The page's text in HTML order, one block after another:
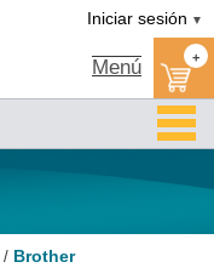
Iniciar sesión ▼
Menú +
/ Brother